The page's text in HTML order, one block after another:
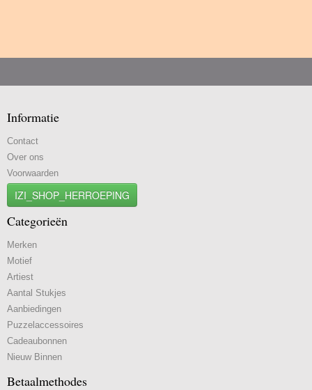
Informatie
Contact
Over ons
Voorwaarden
IZI_SHOP_HERROEPING
Categorieën
Merken
Motief
Artiest
Aantal Stukjes
Aanbiedingen
Puzzelaccessoires
Cadeaubonnen
Nieuw Binnen
Betaalmethodes